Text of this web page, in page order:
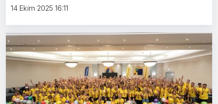
14 Ekim 2025 16:11